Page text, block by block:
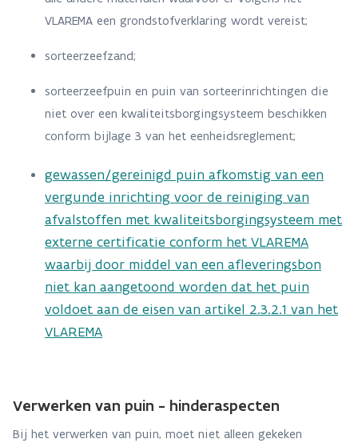
VLAREMA een grondstofverklaring wordt vereist;
sorteerzeefzand;
sorteerzeefpuin en puin van sorteerinrichtingen die
niet over een kwaliteitsborgingsysteem beschikken
conform bijlage 3 van het eenheidsreglement;
gewassen/gereinigd puin afkomstig van een
vergunde inrichting voor de reiniging van
afvalstoffen met kwaliteitsborgingsysteem met
externe certificatie conform het VLAREMA
waarbij door middel van een afleveringsbon
niet kan aangetoond worden dat het puin
voldoet aan de eisen van artikel 2.3.2.1 van het
VLAREMA
Verwerken van puin - hinderaspecten
Bij het verwerken van puin, moet niet alleen gekeken